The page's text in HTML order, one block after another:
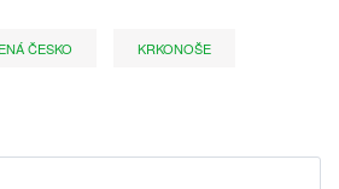
ČESKO KRKONOŠE